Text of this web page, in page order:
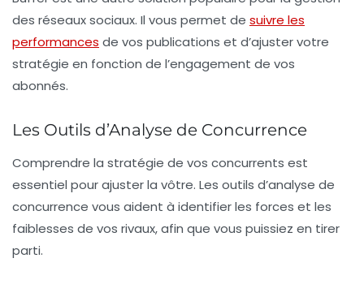
des réseaux sociaux. Il vous permet de suivre les
performances de vos publications et d’ajuster votre
stratégie en fonction de l’engagement de vos
abonnés.
Les Outils d’Analyse de Concurrence
Comprendre la stratégie de vos concurrents est
essentiel pour ajuster la vôtre. Les outils d’analyse de
concurrence vous aident à identifier les forces et les
faiblesses de vos rivaux, afin que vous puissiez en tirer
parti.